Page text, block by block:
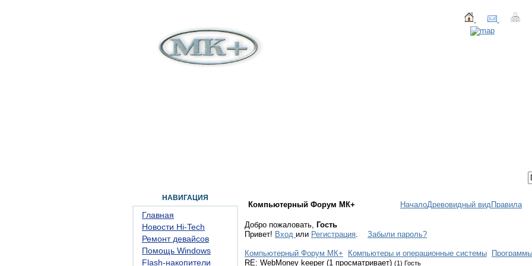
НАВИГАЦИЯ
Главная
Новости Hi-Tech
Ремонт девайсов
Помощь Windows
Flash-накопители
Компьютерный Форум МК+ НачалоДревовидный видПравила
Добро пожаловать, Гость
Привет! Вход или Регистрация. Забыли пароль?
Компьютерный Форум МК+ Компьютеры и операционные системы
Программы
RE: WebMoney keeper (1 просматривает) (1) Гость